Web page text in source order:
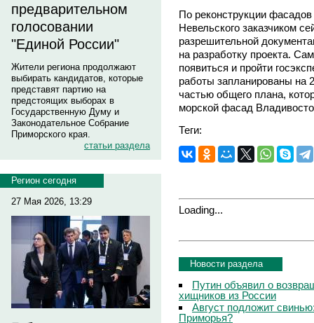
предварительном
голосовании
"Единой России"
Жители региона продолжают
выбирать кандидатов, которые
представят партию на
предстоящих выборах в
Государственную Думу и
Законодательное Собрание
Приморского края.
статьи раздела
Регион сегодня
27 Мая 2026, 13:29
По реконструкции
Невельского заказчиком
разрешительной
на разработку проекта.
появиться и пройти
работы запланированы на
частью общего плана,
морской фасад
Теги:
Loading...
Новости раздела
Путин объявил о
хищников из России
Август подложит
Приморья?